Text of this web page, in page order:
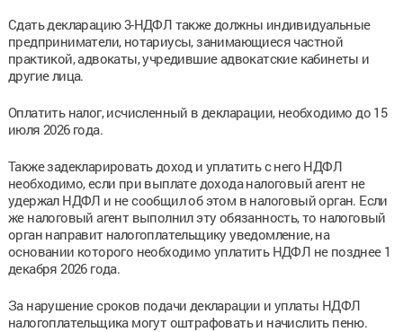
Сдать декларацию 3-НДФЛ также должны индивидуальные
предприниматели, нотариусы, занимающиеся частной
практикой, адвокаты, учредившие адвокатские кабинеты и
другие лица.
Оплатить налог, исчисленный в декларации, необходимо до 15
июля 2026 года.
Также задекларировать доход и уплатить с него НДФЛ
необходимо, если при выплате дохода налоговый агент не
удержал НДФЛ и не сообщил об этом в налоговый орган. Если
же налоговый агент выполнил эту обязанность, то налоговый
орган направит налогоплательщику уведомление, на
основании которого необходимо уплатить НДФЛ не позднее 1
декабря 2026 года.
За нарушение сроков подачи декларации и уплаты НДФЛ
налогоплательщика могут оштрафовать и начислить пеню.